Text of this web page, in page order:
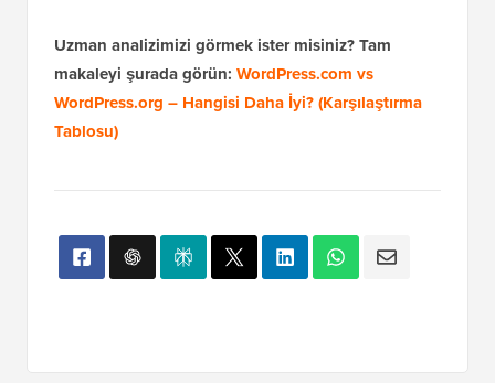
Uzman analizimizi görmek ister misiniz? Tam
makaleyi şurada görün: WordPress.com vs
WordPress.org – Hangisi Daha İyi? (Karşılaştırma
Tablosu)